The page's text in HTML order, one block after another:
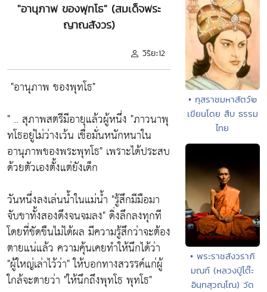
"อานุภาพ ของพุทโธ" (สมเด็จพระ
ญาณสังวร)
วิริยะ12
"อานุภาพ ของพุทโธ"
" .. สุภาพสตรีมีอายุแล้วผู้หนึ่ง "ภาวนาพุ
ทโธอยู่ไม่ว่างเว้น เชื่อมั่นหนักหนาใน
อานุภาพของพระพุทโธ" เพราะได้ประสบ
ด้วยตัวเองตั้งแต่ยังเด็ก
วันหนึ่งลงเล่นน้ำในแม่น้ำ "รู้สึกมีมือมา
จับขาทั้งสองดึงจนจมลง"ดิ่งลึกลงทุกที
โดยที่ขัดขืนไม่ได้ผล มีความรู้สึกว่าจะต้อง
ตายแน่แล้ว ความคุ้นเคยทำให้นึกได้ว่า
"ผู้ใหญ่เล่าไว้ว่า"ให้บอกทางสวรรค์แก่ผู้
ใกล้จะตายว่า "ให้นึกถึงพุทโธ พุทโธ"
• กุสราชมหาสัตว์๒
เขียนโดย สืบ ธรรม
ไทย
• พระราชสังวราภิ
มณฑ์ (หลวงปู่โต๊ะ
อินฺทสุวณฺโณ) วัด